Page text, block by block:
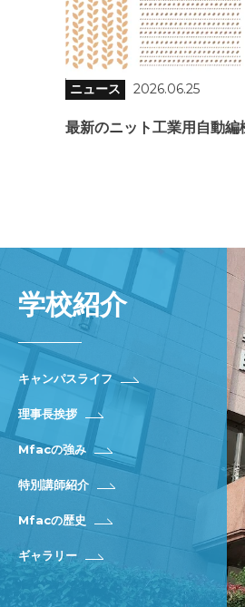
ニュース 2026.06.25
最新のニット工業用自動編
学校紹介
キャンパスライフ
理事長挨拶
Mfacの強み
特別講師紹介
Mfacの歴史
ギャラリー